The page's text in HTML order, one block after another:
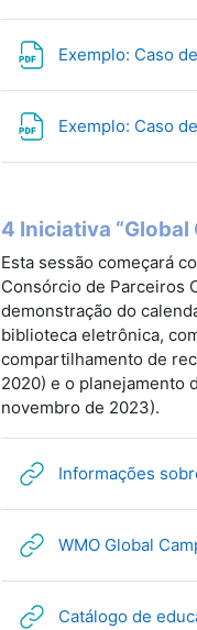
Exemplo: Caso
Exemplo: Caso
4 Iniciativa
Esta sessão começará
Consórcio de Parceiros
demonstração do
biblioteca eletrônica,
compartilhamento de
2020) e o planejamento
novembro de 2023).
Informações
WMO Global
Catálogo de